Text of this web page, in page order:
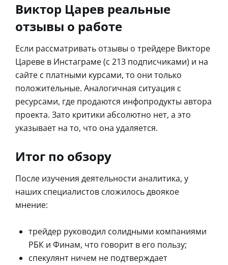
Виктор Царев реальные
отзывы о работе
Если рассматривать отзывы о трейдере Викторе
Цареве в Инстаграме (с 213 подписчиками) и на
сайте с платными курсами, то они только
положительные. Аналогичная ситуация с
ресурсами, где продаются инфопродукты автора
проекта. Зато критики абсолютно нет, а это
указывает на то, что она удаляется.
Итог по обзору
После изучения деятельности аналитика, у
наших специалистов сложилось двоякое
мнение:
трейдер руководил солидными компаниями
РБК и Финам, что говорит в его пользу;
спекулянт ничем не подтверждает